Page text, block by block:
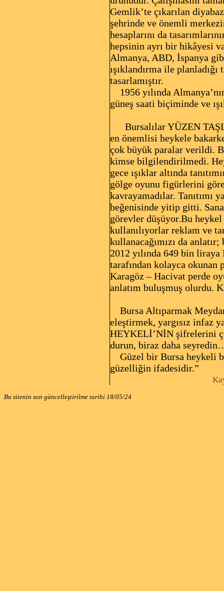
Gemlik’te çıkarılan
şehrinde ve önemli
hesaplarını da
hepsinin ayrı bir hikâyesi
Almanya, ABD, İspanya
ışıklandırma ile
tasarlamıştır.
1956 yılında
güneş saati biçiminde ve
Bursalılar YÜZEN
en önemlisi heykele
çok büyük paralar verildi.
kimse bilgilendirilmedi.
gece ışıklar altında
gölge oyunu figürlerini
kavrayamadılar. Tanıtımı
beğenisinde yitip gitti.
görevler düşüyor.Bu heykel
kullanılıyorlar reklam ve
kullanacağımızı da
2012 yılında 649 bin
tarafından kolayca okunan
Karagöz – Hacivat perde
anlatım buluşmuş olurdu.
Bursa Altıparmak
eleştirmek, yargısız infaz
HEYKELİ’NİN şifrelerini
durun, biraz daha
Güzel bir Bursa heykeli
güzelliğin ifadesidir.”
Bu sitenin son güncelleştirilme tarihi 18/05/24